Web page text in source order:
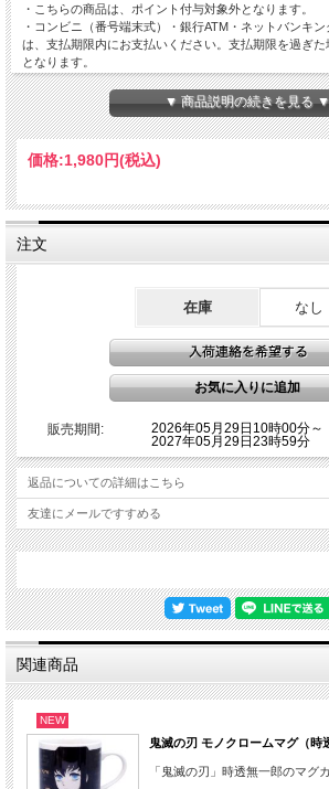
・こちらの商品は、ポイント付与対象外となります。
・コンビニ（番号端末式）・銀行ATM・ネットバンキ
は、支払期限内にお支払いください。支払期限を過ぎ
となります。
・受注商品となっておりますので、代引きはご利用い
・他商品を同時にご購入の場合、ご注文商品がすべて
頃）の発送となります。お早めのお届けをご希望の場
別々にご注文ください。
・以前ご利用いただいた際に商品をお受け取りいただけ
をお断りする場合がございます。
支払い方法の変更はお受けできません。
・お客様都合による受取拒否・長期不在等の場合も返
らかじめご了承ください。
・ご注文完了メールの送信には、システムの都合上15～
・別注文の商品との同梱発送は承っておりません。あら
劇場版モノノ怪 火鼠×ｋｙｏ
【11月上旬～順次発送予定】
【内容量orサイズ】個装箱入り 内容量30g、商品重量
6.7cm(W)x2.6cm(D)x6.7cm(H)
【発売元】株式会社コスモクリエイト
▼ 商品説明の続きを見る ▼
価格:1,980円(税込)
注文
在庫 なし
販売期間:
2026年05月29日10時00分～
2027年05月29日23時59分
返品についての詳細はこちら
友達にメールですすめる
関連商品
NEW
鬼滅の刃 モノクロームマグ（時
「鬼滅の刃」時透無一郎のマグ